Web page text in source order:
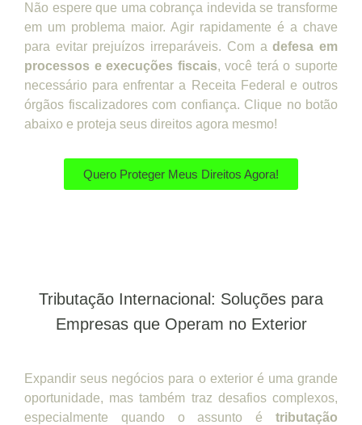
Não espere que uma cobrança indevida se transforme
em um problema maior. Agir rapidamente é a chave
para evitar prejuízos irreparáveis. Com adefesa em
processos e execuções fiscais, você terá o suporte
necessário para enfrentar a Receita Federal e outros
órgãos fiscalizadores com confiança. Clique no botão
abaixo e proteja seus direitos agora mesmo!
Quero Proteger Meus Direitos Agora!
Tributação Internacional: Soluções para
Empresas que Operam no Exterior
Expandir seus negócios para o exterior é uma grande
oportunidade, mas também traz desafios complexos,
especialmente quando o assunto é tributação